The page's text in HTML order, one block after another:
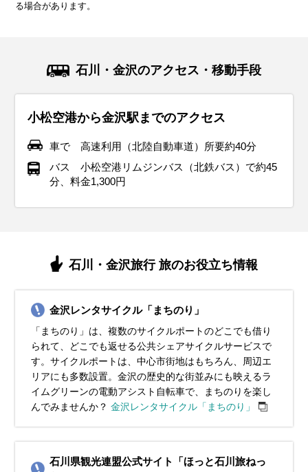
気候・服装
11月の金沢は紅葉が見頃を迎え、秋らしい景色が広がる季節
ジャケットがぴったりで、インナーにはセーターやタートル
ネックを合わせて体をしっかり温めましょう。足元にはブー
ツを選んで、寒さから守りながら観光中も快適に過ごせま
す。観光地では冷えを感じることもあるので、ストールや手
袋を携帯しておくと安心です。秋の北陸地方ならではの美し
い庭園や茶屋街を訪れる際には、季節感を意識したスタイリ
イベント・観光
紅葉シーズン、かに漁解禁、兼六園の雪吊り、金沢城・兼六園四
季物語～秋の段～、加賀友禅まつり、輪島かにまつり、近江町市
場かにまつり、香箱ガニ（漁期）、加能ガニ（漁期）、寒ブリ
（旬）、ノドグロ（旬）
気候・服装
12月の金沢は冬本番。平均気温は8℃前後で、最低気温が0℃
テックやフリース素材を取り入れると、寒い日でも快適に過
ごせます。手袋やマフラー、帽子などの防寒小物も忘れずに
準備してください。降雪がある場合には、防水性の高いブー
ツと滑りにくいソールを選ぶことが大切です。冬のイルミネ
ーションや伝統的な年末行事を楽しむためには、温かさと動
きやすさを兼ね備えた服装がポイントです。
兼六園の雪吊り、イルミネーション、金沢クリスマスマーケッ
ト、土塀こも掛け作業、香箱ガニ（漁期）、加能ガニ（漁期）、
気候・服装
1月の金沢は寒さが厳しい季節です。平均気温は約4℃で、最
手のコートやダウンジャケットが必須。足元には防水性のあ
る滑りにくいソールのブーツがおすすめです。インナーには
ヒートテックやフリース素材を取り入れて、しっかり重ね着
を。手袋、マフラー、帽子などの小物も忘れずに準備して、
寒さに負けず快適に過ごしましょう。
式、氷室の仕込み初め、のと寒ぶりまつり、加能ガニ（漁期）、
寒ブリ（旬）、甘エビ（旬）、ころ柿（旬）
気候・服装
2月の金沢は平均気温は5℃程度ですが、雪が多いので防水対
や厚手のセーターでしっかり保温を。北陸地方は風が強い日
も多いので、風を通しにくい素材のコートを選ぶとさらに快
適です。屋外観光では重ね着で体温調整しやすい服装がおす
すめ。雪道で滑らないアイテムがあれば、街歩きも安心して
楽しめます。
季物語～冬の段～、フードピア金沢、加能ガニ（漁期）、寒ブリ
（旬）、甘エビ（旬）、七尾産牡蠣（旬）、ころ柿（旬）
気候・服装
3月の金沢は冬から春への移り変わりを感じる季節。平均気
すめ。インナーには厚手のセーターや長袖シャツを着て、日
中はカーディガンなどで調整できると便利です。また、雨が
降る日が多いので、防水性のある靴や折りたたみ傘を持って
おくと安心。春の訪れを楽しめる庭園や街歩きには、動きや
すい服装で出かけましょう。
仏山）、加能ガニ（漁期）、甘エビ（旬）、イサザ（旬）、穴水
産牡蠣（旬）
気候・服装
4月の金沢は春本番！桜が咲き誇り、暖かい日が増える季節
シャツを合わせて、朝晩の寒さ対策にカーディガンを持ち歩
くと安心です。観光でたくさん歩くことを考えて、履き心地
の良いスニーカーがおすすめ。雨が降る日もあるので、防水
性のある靴や傘を準備しておくと快適に過ごせます。
気候・服装
5月の金沢は春から初夏への移り変わりを感じる季節です。
晩の涼しさには軽く羽織れるアイテムが便利です。半袖シャ
ツや薄手のパンツを取り入れた軽やかなコーデで、観光も快
適に楽しめます。晴れた日が多いですが、急な雨に備えて折
りたたみ傘を持っておくと安心です。観光でたくさん歩く場
合は、クッション性のあるスニーカーを履いて足元も快適
に。
ツツジの見頃、兼六園開園記念日、金沢城・兼六園四季物語～春
の段～、青柏祭（七尾市）、浅野川鯉流し
気候・服装
6月の金沢は梅雨入りし、雨の日が多くなります。平均気温
ツを基本に、必要に応じて軽めのジャケットを羽織ると便利
です。雨対策として、防水性のあるジャケットやレインコー
トを持参すると安心。靴は防水加工されたスニーカーやレイ
ンシューズを選ぶと、雨の日でも快適に観光を楽しめます。
さらに、屋外観光の際は荷物が濡れないように防水バッグも
用意しておくと安心です。
アジサイの見頃、金沢百万石まつり、加賀友禅燈ろう流し、白鳥
路ホタル観賞の夕べ、金沢城・兼六園四季物語～初夏の段～、山
気候・服装
7月の金沢は夏本番！平均気温は25℃〜30℃とかなり暑く、
て、帽子やサングラス、日焼け止めをしっかり使いましょ
う。ただし、冷房が効いた屋内や公共交通機関では寒く感じ
ることがあるので、薄手のカーディガンやストールを持ち歩
くと便利です。足元には通気性の良いサンダルや軽量スニー
カーを選んで、長時間の散策でも快適に過ごせます。夜は花
火大会などのイベントが多いので、軽めの羽織ものを用意し
イベント・観光
海水浴シーズン、大聖寺灯ろう流し、あばれ祭、七尾祇園祭、山
代大田楽、能登岩ガキ（旬）
る場合があります。
石川・金沢のアクセス・移動手段
小松空港から金沢駅までのアクセス
車で 高速利用（北陸自動車道）所要約40分
バス 小松空港リムジンバス（北鉄バス）で約45
分、料金1,300円
石川・金沢旅行 旅のお役立ち情報
金沢レンタサイクル「まちのり」
「まちのり」は、複数のサイクルポートのどこでも借り
られて、どこでも返せる公共シェアサイクルサービスで
す。サイクルポートは、中心市街地はもちろん、周辺エ
リアにも多数設置。金沢の歴史的な街並みにも映えるラ
イムグリーンの電動アシスト自転車で、まちのりを楽し
んでみませんか？ 金沢レンタサイクル「まちのり」
石川県観光連盟公式サイト「ほっと石川旅ねっ